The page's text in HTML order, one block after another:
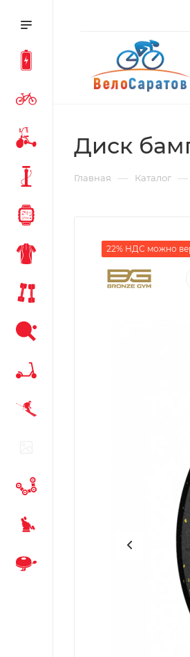
Диск
Главная — Каталог —
22% НДС можно